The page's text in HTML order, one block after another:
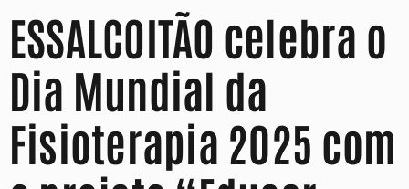
ESSALCOITÃO celebra o
Dia Mundial da
Fisioterapia 2025 com